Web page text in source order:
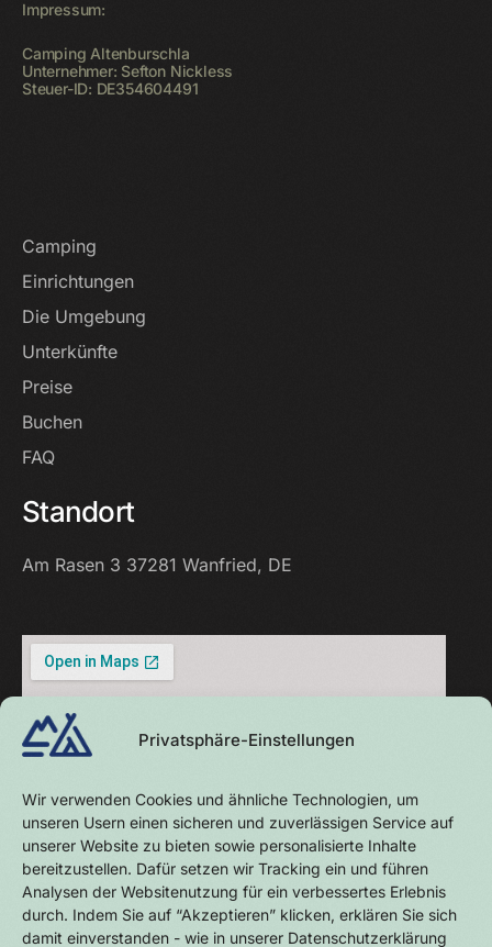
Privatsphäre-Einstellungen
Wir verwenden Cookies und ähnliche Technologien, um
unseren Usern einen sicheren und zuverlässigen Service auf
unserer Website zu bieten sowie personalisierte Inhalte
bereitzustellen. Dafür setzen wir Tracking ein und führen
Analysen der Websitenutzung für ein verbessertes Erlebnis
durch. Indem Sie auf “Akzeptieren” klicken, erklären Sie sich
damit einverstanden - wie in unserer Datenschutzerklärung
Impressum:
Camping Altenburschla
Unternehmer: Sefton Nickless
Steuer-ID: DE354604491
Camping
Einrichtungen
Die Umgebung
Unterkünfte
Preise
Buchen
FAQ
Standort
Am Rasen 3 37281 Wanfried, DE